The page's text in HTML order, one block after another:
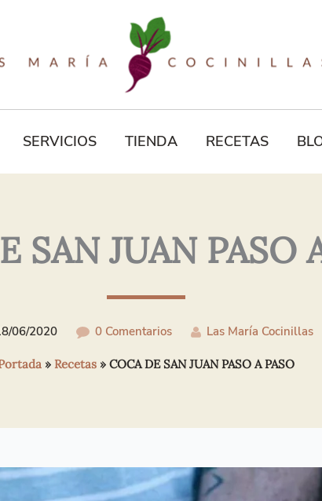
SERVICIOS TIENDA RECETAS
SAN JUAN PASO
06/2020 0 Comentarios Las María Cocinillas
» Recetas » COCA DE SAN JUAN PASO A PASO
Electrónico*